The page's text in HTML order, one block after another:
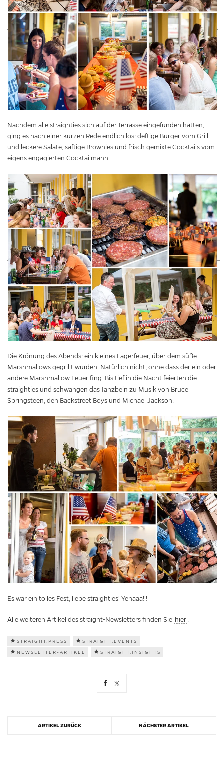
Nachdem alle straighties sich auf der Terrasse eingefunden hatten,
ging es nach einer kurzen Rede endlich los: deftige Burger vom Grill
und leckere Salate, saftige Brownies und frisch gemixte Cocktails vom
eigens engagierten Cocktailmann.
Die Krönung des Abends: ein kleines Lagerfeuer, über dem süße
Marshmallows gegrillt wurden. Natürlich nicht, ohne dass der ein oder
andere Marshmallow Feuer fing. Bis tief in die Nacht feierten die
straighties und schwangen das Tanzbein zu Musik von Bruce
Springsteen, den Backstreet Boys und Michael Jackson.
Es war ein tolles Fest, liebe straighties! Yehaaa!!!
Alle weiteren Artikel des straight-Newsletters finden Sie hier
STRAIGHT.PRESS
STRAIGHT.EVENTS
NEWSLETTER-ARTIKEL
STRAIGHT.INSIGHTS
ARTIKEL ZURÜCK NÄCHSTER ARTIKEL